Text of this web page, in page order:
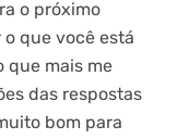
o próximo
que você está
que mais me
das respostas
bom para